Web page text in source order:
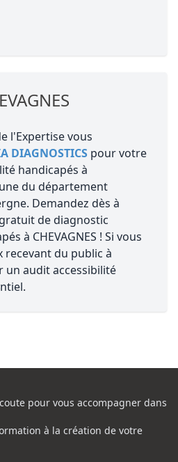
l'Expertise vous
DIAGNOSTICS pour votre
handicapés à
du département
Demandez dès à
de diagnostic
à CHEVAGNES ! Si vous
recevant du public à
un audit accessibilité
pour vous accompagner dans
à la création de votre